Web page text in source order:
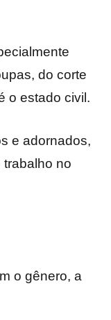
do corte
o estado civil.
e adornados,
no
o gênero, a